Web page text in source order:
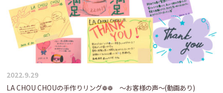
2022.9.29
LA CHOU CHOUの手作りリング❁❁ ～お客様の声～(動画あり)